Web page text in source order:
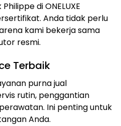
di ONELUXE
Anda tidak perlu
kami bekerja sama
resmi.
Terbaik
purna jual
rutin, penggantian
Ini penting untuk
Anda.